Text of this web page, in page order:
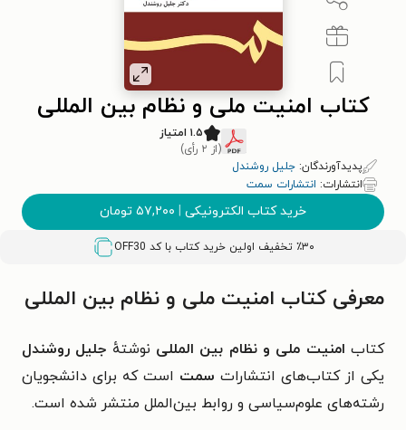
کتاب امنیت ملی و نظام بین المللی
۱.۵ امتیاز
(از ۲ رأی)
پدیدآورندگان: جلیل روشندل
انتشارات: انتشارات سمت
خرید کتاب الکترونیکی | ۵۷,۲۰۰ تومان
٪۳۰ تخفیف اولین خرید کتاب با کد OFF30
معرفی کتاب امنیت ملی و نظام بین المللی
کتابامنیت ملی و نظام بین المللی نوشتهٔ جلیل روشندل
یکی از کتاب‌های انتشارات سمت است که برای دانشجویان
رشته‌های علوم‌سیاسی و روابط بین‌الملل منتشر شده است.